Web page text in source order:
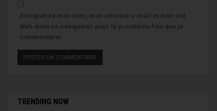
Enregistrez mon nom, mon adresse e-mail et mon site
Web dans ce navigateur pour la prochaine fois que je
commenterai.
TRENDING NOW